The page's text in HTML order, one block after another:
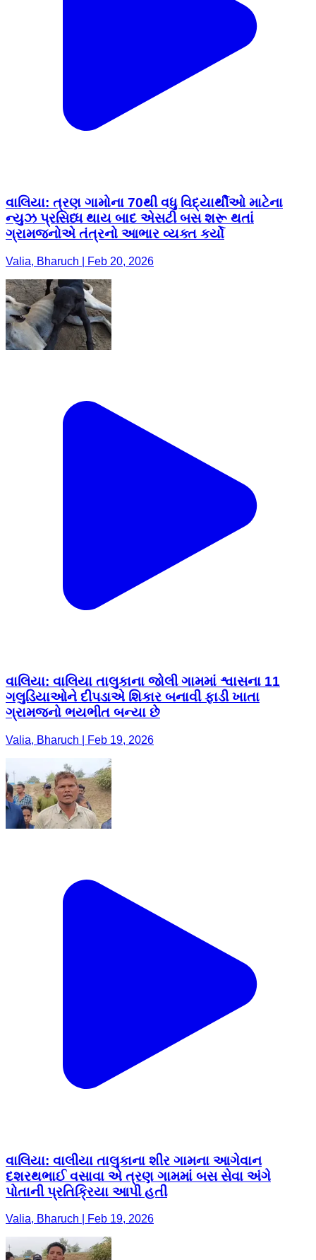
વાલિયા: ત્રણ ગામોના 70થી વધુ વિદ્યાર્થીઓ માટેના
ન્યુઝ પ્રસિધ્ધ થાય બાદ એસટી બસ શરૂ થતાં
ગ્રામજનોએ તંત્રનો આભાર વ્યક્ત કર્યો
Valia, Bharuch | Feb 20, 2026
વાલિયા: વાલિયા તાલુકાના જોલી ગામમાં શ્વાસના 11
ગલુડિયાઓને દીપડાએ શિકાર બનાવી ફાડી ખાતા
ગ્રામજનો ભયભીત બન્યા છે
Valia, Bharuch | Feb 19, 2026
વાલિયા: વાલીયા તાલુકાના શીર ગામના આગેવાન
દશરથભાઈ વસાવા એ ત્રણ ગામમાં બસ સેવા અંગે
પોતાની પ્રતિક્રિયા આપી હતી
Valia, Bharuch | Feb 19, 2026